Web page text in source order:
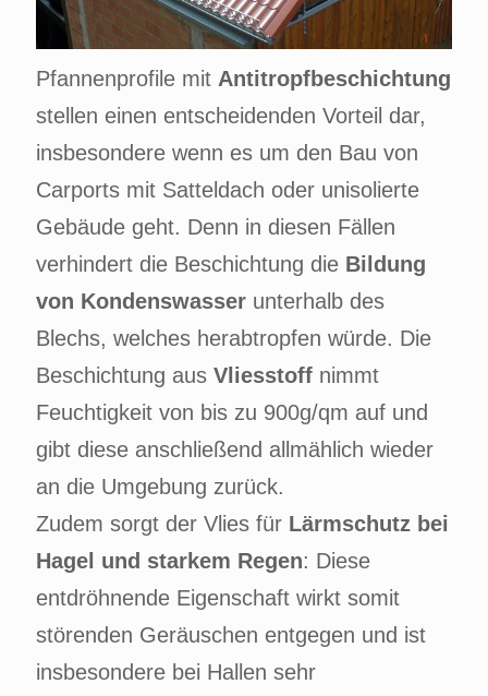
Pfannenprofile mit Antitropfbeschichtung
stellen einen entscheidenden Vorteil dar,
insbesondere wenn es um den Bau von
Carports mit Satteldach oder unisolierte
Gebäude geht. Denn in diesen Fällen
verhindert die Beschichtung die Bildung
von Kondenswasser unterhalb des
Blechs, welches herabtropfen würde. Die
Beschichtung aus Vliesstoff nimmt
Feuchtigkeit von bis zu 900g/qm auf und
gibt diese anschließend allmählich wieder
an die Umgebung zurück.
Zudem sorgt der Vlies für Lärmschutz bei
Hagel und starkem Regen: Diese
entdröhnende Eigenschaft wirkt somit
störenden Geräuschen entgegen und ist
insbesondere bei Hallen sehr